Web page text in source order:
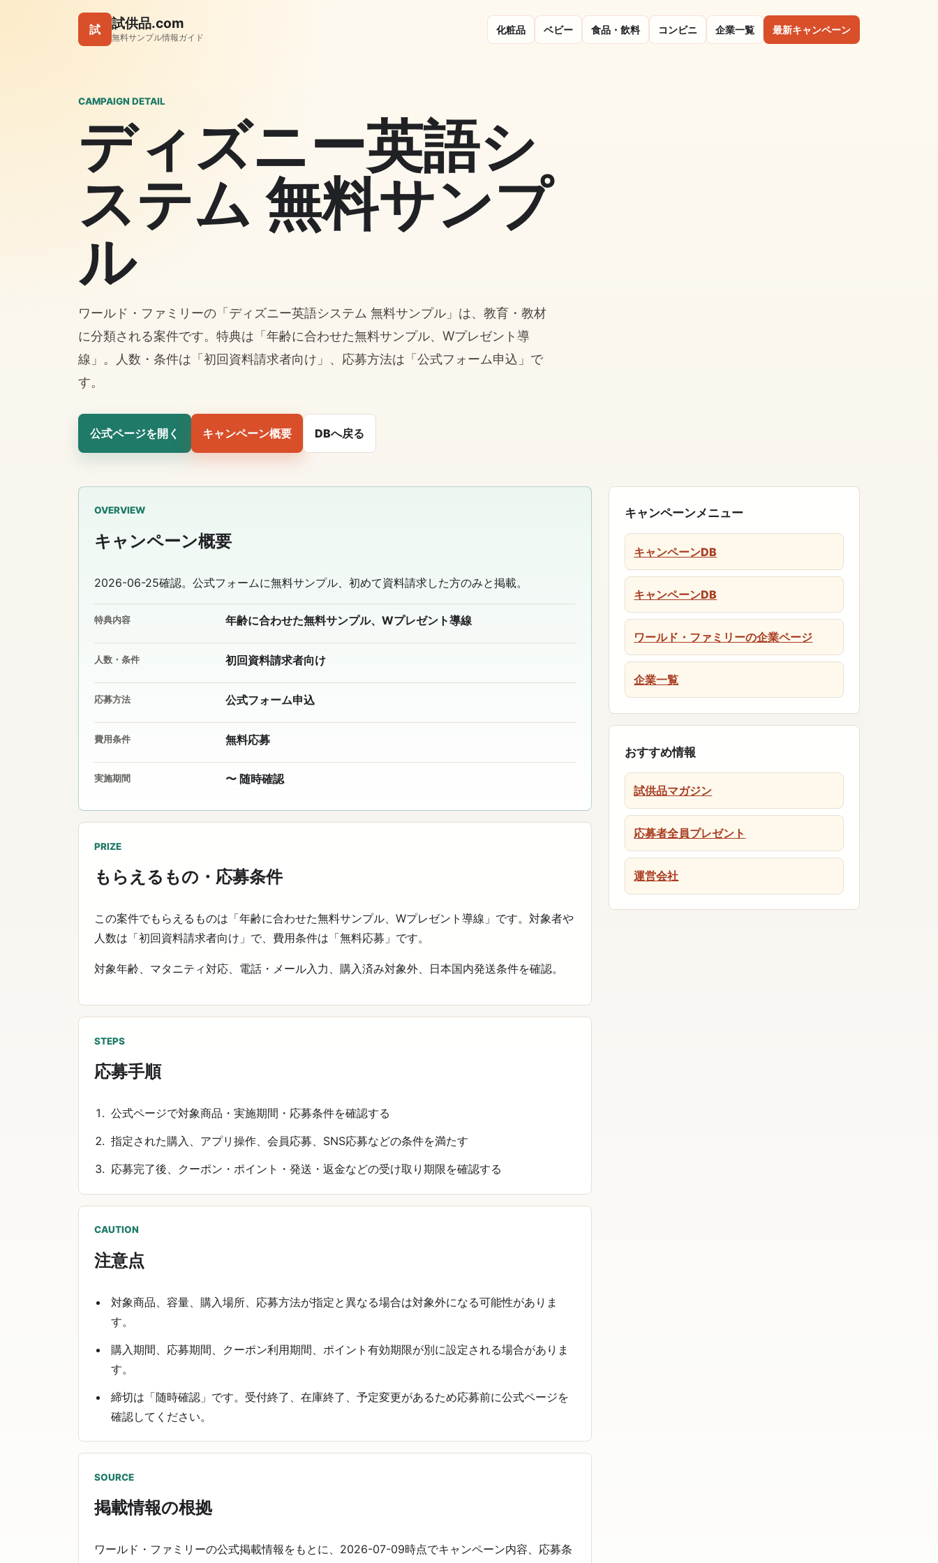
試 試供品.com
無料サンプル情報ガイド
化粧品 ベビー 食品・飲料 コンビニ 企業一覧 最新キャンペーン
CAMPAIGN DETAIL
ディズニー英語シ
ステム 無料サンプ
ル
ワールド・ファミリーの「ディズニー英語システム 無料サンプル」は、教育・教材
に分類される案件です。特典は「年齢に合わせた無料サンプル、Wプレゼント導
線」。人数・条件は「初回資料請求者向け」、応募方法は「公式フォーム申込」で
す。
公式ページを開く キャンペーン概要 DBへ戻る
OVERVIEW
キャンペーン概要
2026-06-25確認。公式フォームに無料サンプル、初めて資料請求した方のみと掲載。
特典内容 年齢に合わせた無料サンプル、Wプレゼント導線
人数・条件 初回資料請求者向け
応募方法 公式フォーム申込
費用条件 無料応募
実施期間 〜 随時確認
PRIZE
もらえるもの・応募条件
この案件でもらえるものは「年齢に合わせた無料サンプル、Wプレゼント導線」です。対象者や
人数は「初回資料請求者向け」で、費用条件は「無料応募」です。
対象年齢、マタニティ対応、電話・メール入力、購入済み対象外、日本国内発送条件を確認。
STEPS
応募手順
公式ページで対象商品・実施期間・応募条件を確認する
指定された購入、アプリ操作、会員応募、SNS応募などの条件を満たす
応募完了後、クーポン・ポイント・発送・返金などの受け取り期限を確認する
CAUTION
注意点
対象商品、容量、購入場所、応募方法が指定と異なる場合は対象外になる可能性がありま
す。
購入期間、応募期間、クーポン利用期間、ポイント有効期限が別に設定される場合がありま
す。
締切は「随時確認」です。受付終了、在庫終了、予定変更があるため応募前に公式ページを
確認してください。
SOURCE
掲載情報の根拠
ワールド・ファミリーの公式掲載情報をもとに、2026-07-09時点でキャンペーン内容、応募条
キャンペーンメニュー
キャンペーンDB
キャンペーンDB
ワールド・ファミリーの企業ページ
企業一覧
おすすめ情報
試供品マガジン
応募者全員プレゼント
運営会社